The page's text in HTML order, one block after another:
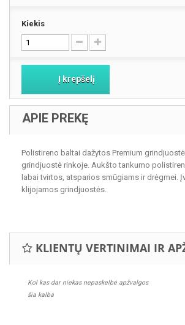
Kiekis
Į krepšelį
APIE PREKĘ
Polistireno baltai dažytos Premium
grindjuostė rinkoje. Aukšto tankumo
labai tvirtos, atsparios smūgiams ir drėgmei.
klijojamos grindjuostės.
KLIENTŲ VERTINIMAI IR
Kol kas dar niekas nepaskelbė apžvalgos
šia kalba